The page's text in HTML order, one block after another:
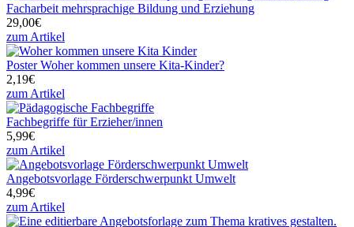
Facharbeit mehrsprachige Bildung und Erziehung
29,00€
zum Artikel
Poster Woher kommen unsere Kita-Kinder?
2,19€
zum Artikel
Fachbegriffe für Erzieher/innen
5,99€
zum Artikel
Angebotsvorlage Förderschwerpunkt Umwelt
4,99€
zum Artikel